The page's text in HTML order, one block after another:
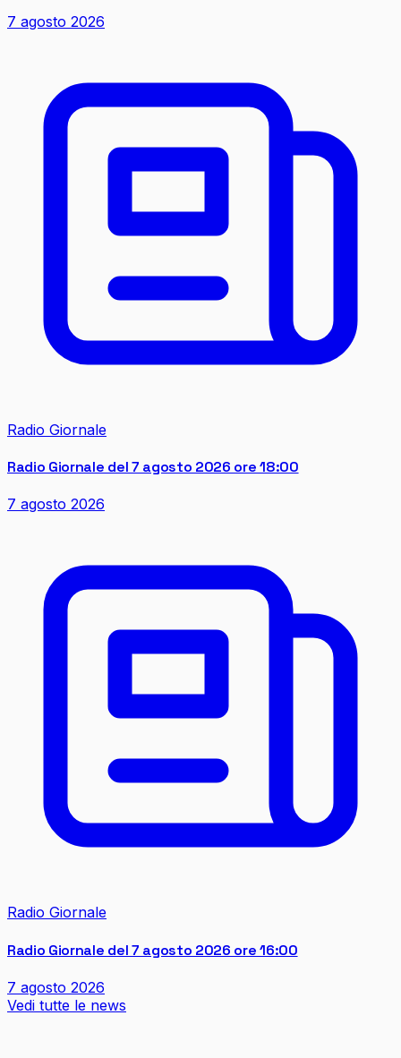
7 agosto 2026
Radio Giornale
Radio Giornale del 7 agosto 2026 ore 18:00
7 agosto 2026
Radio Giornale
Radio Giornale del 7 agosto 2026 ore 16:00
7 agosto 2026
Vedi tutte le news